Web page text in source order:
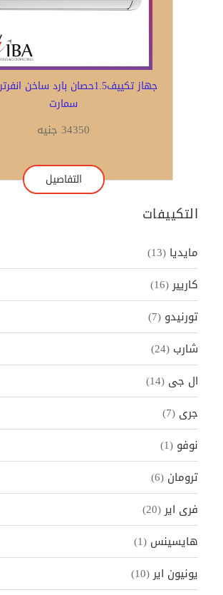
جهاز تكييف1.5حصان بارد ساخن
سمارت
34350 جنيه
التفاصيل
التكييفات
مايديا (13)
كاريير(16)
تورنيدو (7)
شارب (24)
ال جى (14)
جرى (7)
نوفو (1)
ترومان (6)
فرى اير(20)
هايسينس (1)
يونيون اير(10)